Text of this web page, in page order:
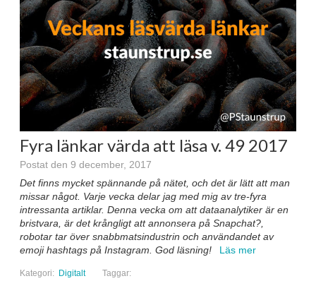
Fyra länkar värda att läsa v. 49 2017
Postat den 9 december, 2017
Det finns mycket spännande på nätet, och det är lätt att man
missar något. Varje vecka delar jag med mig av tre-fyra
intressanta artiklar. Denna vecka om att dataanalytiker är en
bristvara, är det krångligt att annonsera på Snapchat?,
robotar tar över snabbmatsindustrin och användandet av
emoji hashtags på Instagram. God läsning!
Läs mer
Kategori: Digitalt
Taggar: